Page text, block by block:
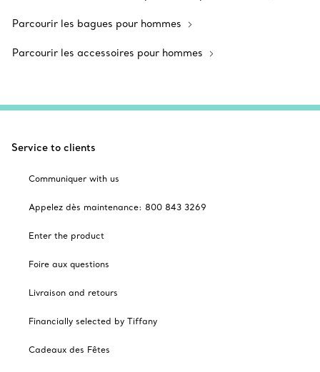
Parcourir les bagues pour hommes
Parcourir les accessoires pour hommes
Service to clients
Communiquer with us
Appelez dès maintenance: 800 843 3269
Enter the product
Foire aux questions
Livraison and retours
Financially selected by Tiffany
Cadeaux des Fêtes